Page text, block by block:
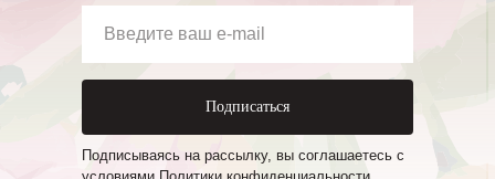
Подписаться
Подписываясь на рассылку, вы соглашаетесь с